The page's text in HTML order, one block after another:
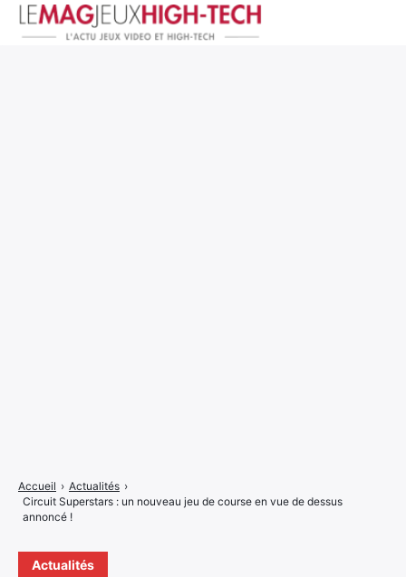
Actualités
Accueil › Actualités ›
Circuit Superstars : un nouveau jeu de course en vue de dessus
annoncé !